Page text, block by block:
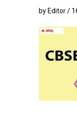
by Editor /